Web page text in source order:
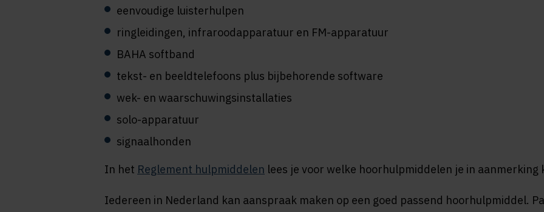
eenvoudige luisterhulpen
ringleidingen, infraroodapparatuur en FM-apparatuur
BAHA softband
tekst- en beeldtelefoons plus bijbehorende software
wek- en waarschuwingsinstallaties
solo-apparatuur
signaalhonden
In het Reglement hulpmiddelen lees je voor welke hoorhulpmiddelen je in aanmerking
Iedereen in Nederland kan aanspraak maken op een goed passend hoorhulpmiddel.